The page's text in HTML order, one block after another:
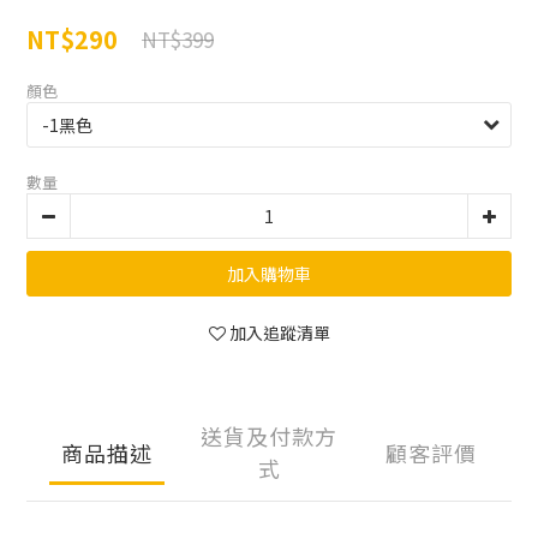
NT$290 NT$399
顏色
數量
加入購物車
加入追蹤清單
商品描述
送貨及付款方
式
顧客評價